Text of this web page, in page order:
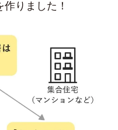
りました！